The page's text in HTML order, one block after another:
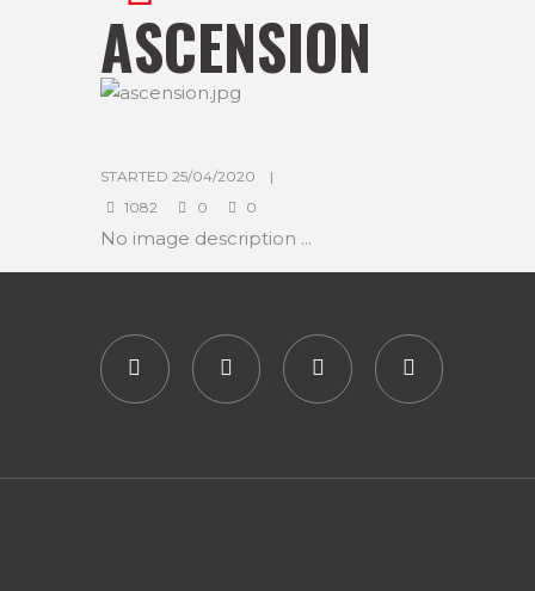
ASCENSION
STARTED 25/04/2020
1082
0 0
No image description ...